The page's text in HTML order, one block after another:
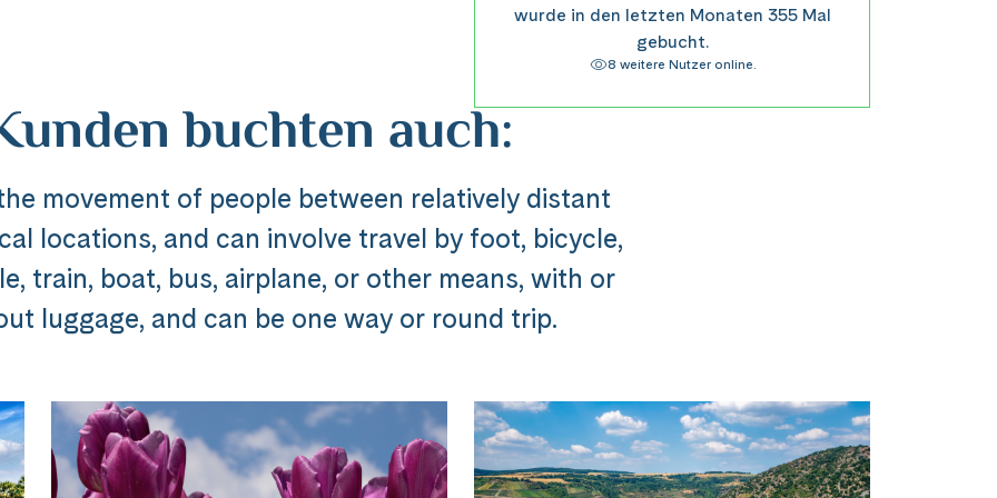
Messenger
does not exist in
wurde in den letzten Monaten 355 Mal
gebucht.
8 weitere Nutzer online.
buchten auch:
movement of people between relatively distant
locations, and can involve travel by foot, bicycle,
train, boat, bus, airplane, or other means, with or
luggage, and can be one way or round trip.